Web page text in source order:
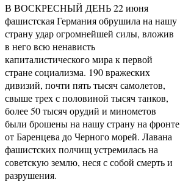
В ВОСКРЕСНЫЙ ДЕНЬ 22 июня
фашистская Германия обрушила на нашу
страну удар огромнейшей силы, вложив
в него всю ненависть
капиталистического мира к первой
стране социализма. 190 вражеских
дивизий, почти пять тысяч самолетов,
свыше трех с половиной тысяч танков,
более 50 тысяч орудий и минометов
были брошены на нашу страну на фронте
от Баренцева до Черного морей. Лавана
фашистских полчищ устремилась на
советскую землю, неся с собой смерть и
разрушения.